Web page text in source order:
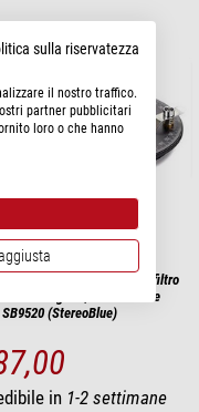
tavolino rotondo, filtro
integrato, analizzatore
(StereoBlue)
in 1-2 settimane
sulla riservatezza
il nostro traffico.
partner pubblicitari
loro o che hanno